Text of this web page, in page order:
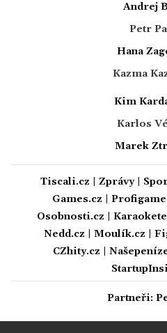
Andrej
Petr
Hana
Kazma
Kim
Karlos
Marek
Tiscali.cz Zprávy|
Games.cz
Osobnosti.cz
Nedd.cz
Moulík.cz
CZhity.cz
Partneři: